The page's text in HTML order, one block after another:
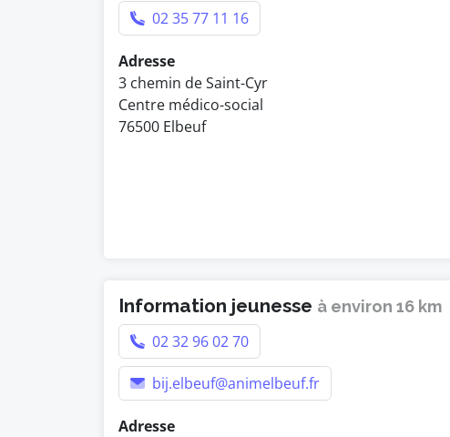
02 35 77 11 16
Adresse
3 chemin de Saint-Cyr
Centre médico-social
76500 Elbeuf
Information jeunesse à environ 16 km
02 32 96 02 70
bij.elbeuf@animelbeuf.fr
Adresse